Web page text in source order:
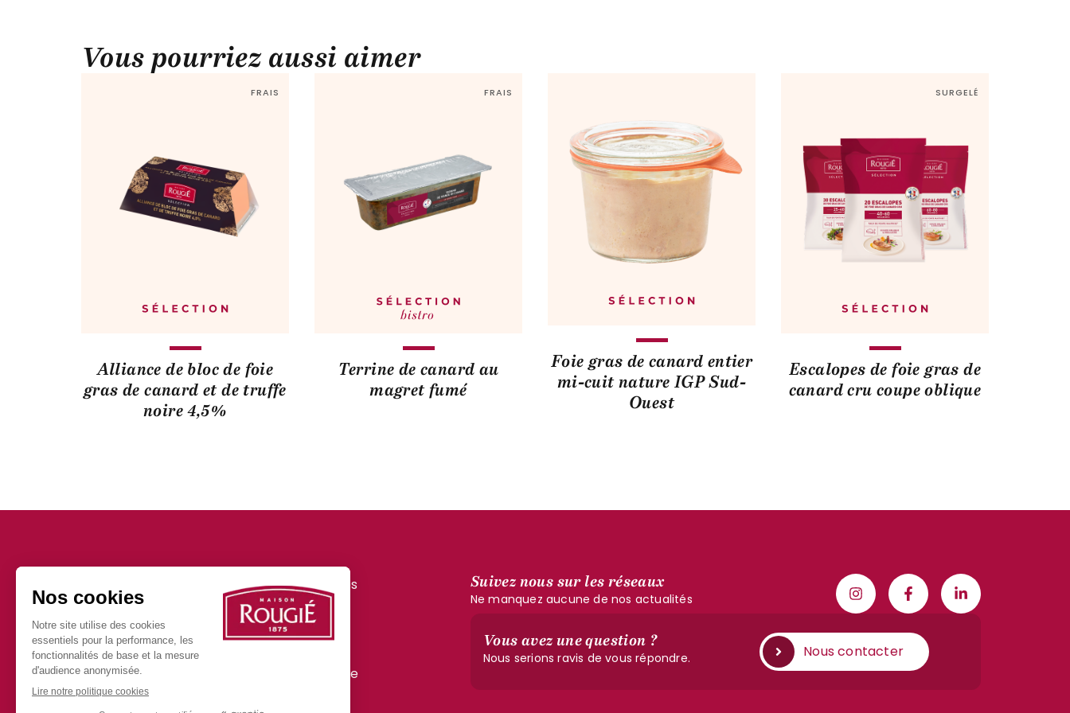
Vous pourriez aussi aimer
FRAIS
Alliance de bloc de foie
gras de canard et de truffe
noire 4,5%
FRAIS
Terrine de canard au
magret fumé
Foie gras de canard entier
mi-cuit nature IGP Sud-
Ouest
SURGELÉ
Escalopes de foie gras de
canard cru coupe oblique
150 ans au service de
votre imagination
Nos actualités
Nos produits
Presse
Nous rejoindre
Suivez nous sur les réseaux
Ne manquez aucune de nos actualités
Vous avez une question ?
Nous serions ravis de vous répondre. Nous contacter